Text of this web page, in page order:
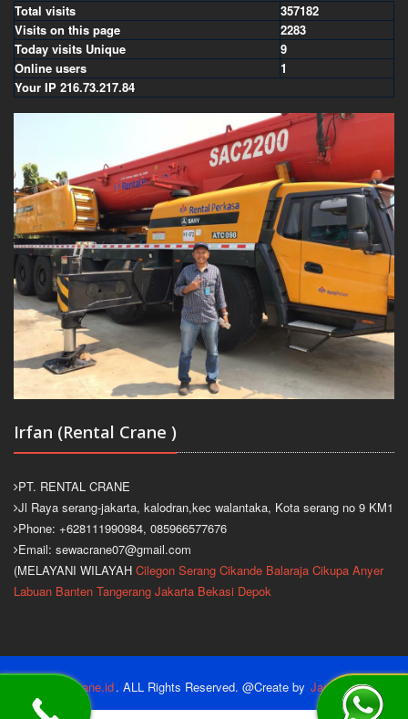
Total visits
357182
Visits on this page
2283
Today visits Unique
9
Online users
1
Your IP 216.73.217.84
Irfan (Rental Crane )
PT. RENTAL CRANE
Jl Raya serang-jakarta, kalodran,kec walantaka, Kota serang no 9 KM1
Phone: +628111990984, 085966577676
Email: sewacrane07@gmail.com
(MELAYANI WILAYAH Cilegon Serang Cikande Balaraja Cikupa Anyer
Labuan Banten Tangerang Jakarta Bekasi Depok
sewacrane.id. ALL Rights Reserved. @Create by Jasacom.Net